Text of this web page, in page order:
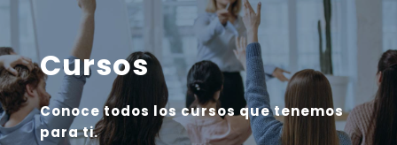
Cursos
Conoce todos los cursos que tenemos
para ti.